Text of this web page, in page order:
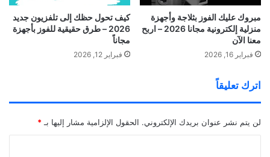
مبروك عليك الفوز بثلاجة وأجهزة
منزلية إلكترونية مجانا 2026 – اربح
معنا الآن
فبراير 16, 2026
كيف تحول حظك إلى تلفزيون جديد
2026 – طرق حقيقية للفوز بأجهزة
مجاناً
فبراير 12, 2026
اترك تعليقاً
لن يتم نشر عنوان بريدك الإلكتروني. الحقول الإلزامية مشار إليها بـ *